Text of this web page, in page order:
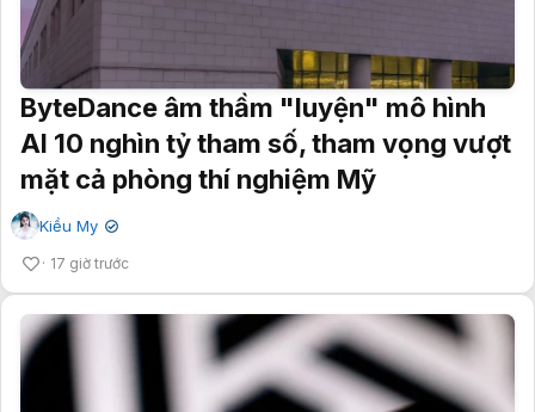
ByteDance âm thầm "luyện" mô hình
AI 10 nghìn tỷ tham số, tham vọng vượt
mặt cả phòng thí nghiệm Mỹ
Kiều My ✔
17 giờ trước